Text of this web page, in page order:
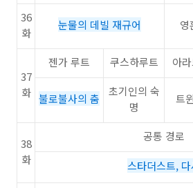
36
화
눈물의 데빌 재규어 영
37
화
젠가 루트 쿠스하루트 아
불로불사의 춤
초기인의 숙
명
트
38
화
공통 경로
스타더스트, 다